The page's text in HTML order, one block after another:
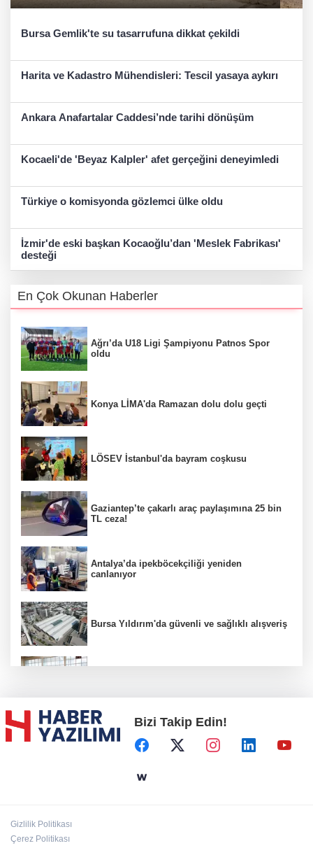
Bursa Gemlik'te su tasarrufuna dikkat çekildi
Harita ve Kadastro Mühendisleri: Tescil yasaya aykırı
Ankara Anafartalar Caddesi’nde tarihi dönüşüm
Kocaeli'de 'Beyaz Kalpler' afet gerçeğini deneyimledi
Türkiye o komisyonda gözlemci ülke oldu
İzmir'de eski başkan Kocaoğlu’dan 'Meslek Fabrikası'
desteği
En Çok Okunan Haberler
Ağrı’da U18 Ligi Şampiyonu Patnos Spor
oldu
Konya LİMA'da Ramazan dolu dolu geçti
LÖSEV İstanbul'da bayram coşkusu
Gaziantep’te çakarlı araç paylaşımına 25 bin
TL ceza!
Antalya’da ipekböcekçiliği yeniden
canlanıyor
Bursa Yıldırım'da güvenli ve sağlıklı alışveriş
Başkent'in göletlerinde temizlik ve bakım
sürüyor
Bizi Takip Edin!
Gizlilik Politikası
Çerez Politikası